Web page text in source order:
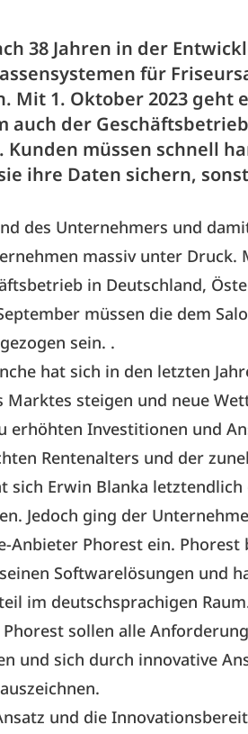
38 Jahren in der
für
Mit 1. Oktober 2023 geht
auch der
Kunden müssen schnell
ihre Daten sichern,
des Unternehmers und
massiv unter Druck.
in Deutschland,
müssen die dem
sein. .
hat sich in den letzten
Marktes steigen und neue
erhöhten Investitionen und
Rentenalters und der
sich Erwin Blanka letztendlich
Jedoch ging der
Anbieter Phorest ein.
Softwarelösungen und
im deutschsprachigen
sollen alle
und sich durch innovative
und die